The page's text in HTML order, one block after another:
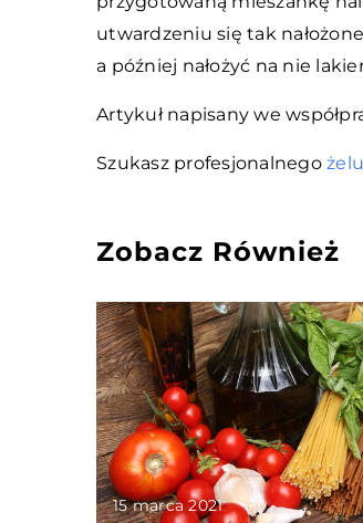
utwardzeniu się tak
a później nałożyć na nie
Artykuł napisany we
Szukasz profesjonalnego
Zobacz Również
15 marca 2021